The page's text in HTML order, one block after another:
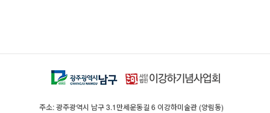
주소: 광주광역시 남구 3.1만세운동길 6 이강하미술관 (양림동)